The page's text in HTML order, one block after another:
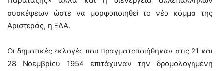
συσκέψεων ώστε να μορφοποιηθεί το νέο κόμμα της
Αριστεράς, η ΕΔΑ.
Οι δημοτικές εκλογές που πραγματοποιήθηκαν στις 21 και
28 Νοεμβρίου 1954 επιτάχυναν την δρομολογημένη